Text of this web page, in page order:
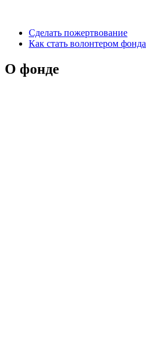
Сделать пожертвование
Как стать волонтером фонда
О фонде